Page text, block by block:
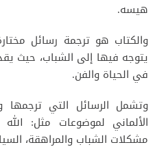
هيسه.
والكتاب هو ترجمة رسائل
يتوجه فيها إلى الشباب، حيث
في الحياة والفن.
وتشمل الرسائل التي ترجمها
الألماني لموضوعات مثل: الله
مشكلات الشباب والمراهقة،